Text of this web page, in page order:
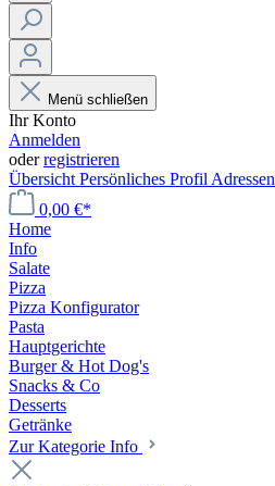
Menü schließen
Ihr Konto
Anmelden
oderregistrieren
Übersicht Persönliches Profil Adressen
0,00 €*
Home
Info
Salate
Pizza
Pizza Konfigurator
Pasta
Hauptgerichte
Burger & Hot Dog's
Snacks & Co
Desserts
Getränke
Zur Kategorie Info